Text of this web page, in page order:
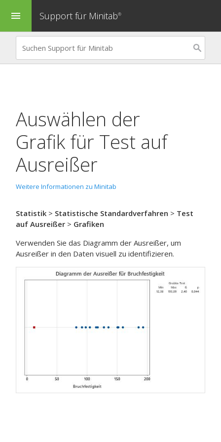
menu Support für Minitab®
Auswählen der
Grafik für Test auf
Ausreißer
Weitere Informationen zu Minitab
Statistik > Statistische Standardverfahren > Test
auf Ausreißer > Grafiken
Verwenden Sie das Diagramm der Ausreißer, um
Ausreißer in den Daten visuell zu identifizieren.